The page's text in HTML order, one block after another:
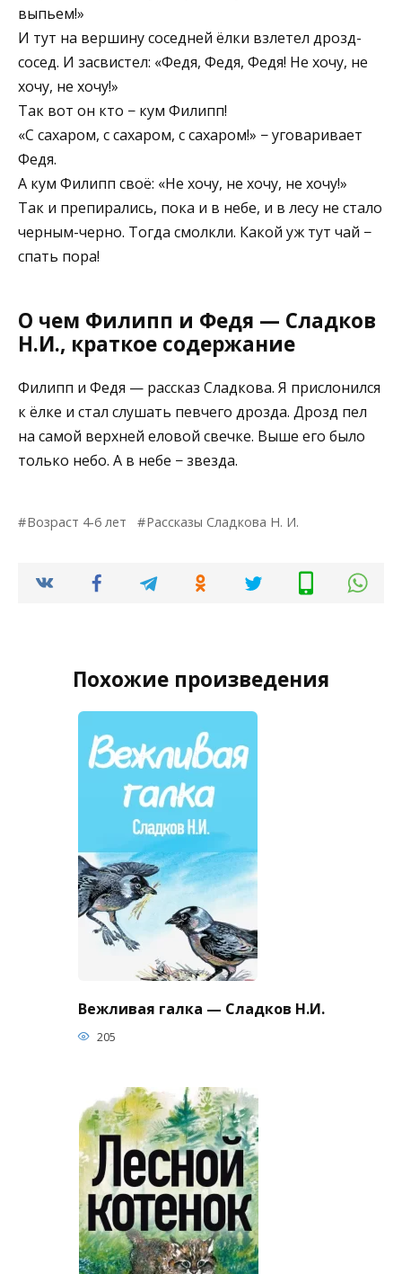
выпьем!»
И тут на вершину соседней ёлки взлетел дрозд-
сосед. И засвистел: «Федя, Федя, Федя! Не хочу, не
хочу, не хочу!»
Так вот он кто − кум Филипп!
«С сахаром, с сахаром, с сахаром!» − уговаривает
Федя.
А кум Филипп своё: «Не хочу, не хочу, не хочу!»
Так и препирались, пока и в небе, и в лесу не стало
черным-черно. Тогда смолкли. Какой уж тут чай −
спать пора!
О чем Филипп и Федя — Сладков
Н.И., краткое содержание
Филипп и Федя — рассказ Сладкова. Я прислонился
к ёлке и стал слушать певчего дрозда. Дрозд пел
на самой верхней еловой свечке. Выше его было
только небо. А в небе − звезда.
Возраст 4-6 лет Рассказы Сладкова Н. И.
Похожие произведения
Вежливая галка — Сладков Н.И.
205